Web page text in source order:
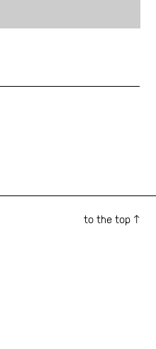
to the top ↑